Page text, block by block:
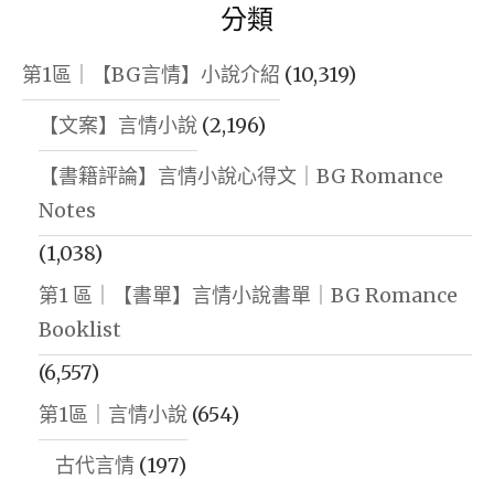
分類
第1區｜【BG言情】小說介紹 (10,319)
【文案】言情小說 (2,196)
【書籍評論】言情小說心得文｜BG Romance
Notes
(1,038)
第1 區｜【書單】言情小說書單｜BG Romance
Booklist
(6,557)
第1區｜言情小說 (654)
古代言情 (197)